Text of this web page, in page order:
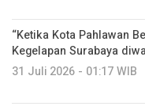
“Ketika Kota Pahlawan
Kegelapan Surabaya
31 Juli 2026 - 01:17 WIB